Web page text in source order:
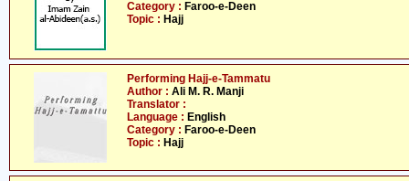
Category : Faroo-e-Deen
Topic : Hajj
Performing Hajj-e-Tammatu
Author : Ali M. R. Manji
Translator :
Language : English
Category : Faroo-e-Deen
Topic : Hajj